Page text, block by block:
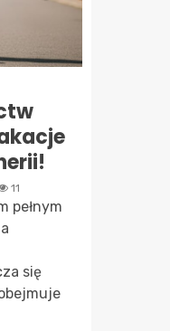
11
pełnym
się